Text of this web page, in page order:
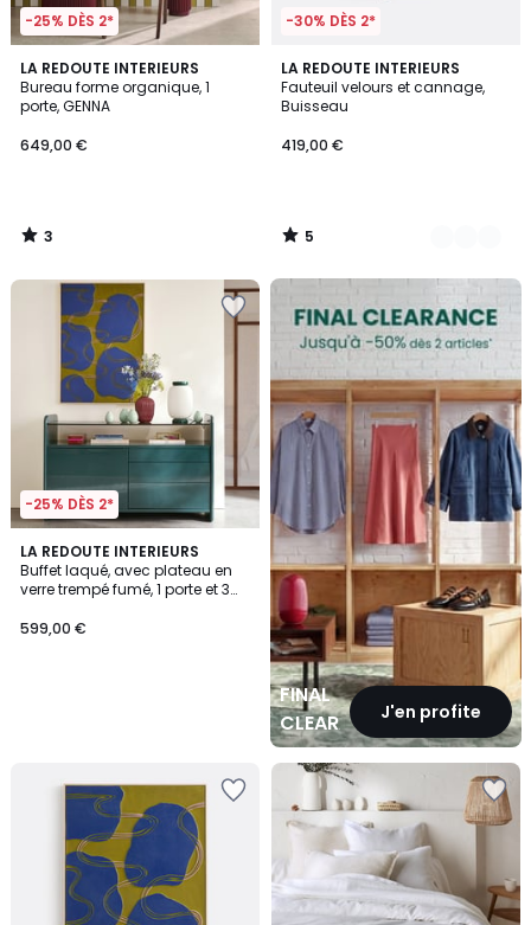
-25% DÈS 2*
LA REDOUTE INTERIEURS
Bureau forme organique, 1
porte, GENNA
649,00 €
3
/
5
3
/
-30% DÈS 2*
LA REDOUTE INTERIEURS
Fauteuil velours et cannage,
Buisseau
419,00 €
5
/
5
2
Couleurs
5
/
-25% DÈS 2*
LA REDOUTE INTERIEURS
Buffet laqué, avec plateau en
verre trempé fumé, 1 porte et 3
599,00 €
FINAL
CLEARANCEJ'en profite
FINAL
CLEARANCE